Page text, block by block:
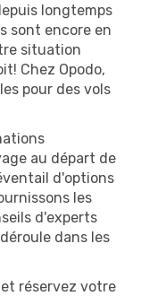
longtemps
sont encore en
situation
Chez Opodo,
pour des vols
au départ de
d'options
les
d'experts
dans les
réservez votre